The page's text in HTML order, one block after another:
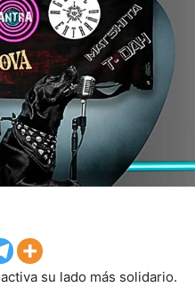
activa su lado más solidario.